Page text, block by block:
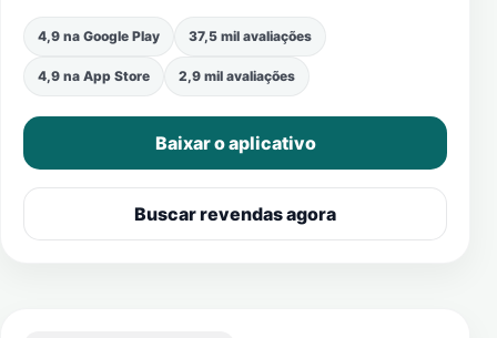
4,9 na Google Play 37,5 mil avaliações
4,9 na App Store 2,9 mil avaliações
Baixar o aplicativo
Buscar revendas agora